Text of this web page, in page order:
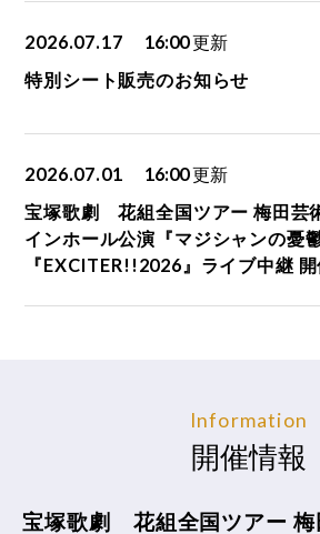
2026.07.17 16:00更新
特別シート販売のお知らせ
2026.07.01 16:00更新
宝塚歌劇 花組全国ツアー 梅田芸
インホール公演『マジシャンの憂鬱
『EXCITER!!2026』ライブ中継 開
Information
開催情報
宝塚歌劇 花組全国ツアー 梅